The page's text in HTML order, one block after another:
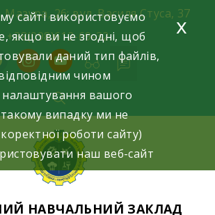
Мазура, 26; вул. Василя Стуса, 37
+38(098)612-69-32.
instagram
youtube
НАВЧАЛЬНИЙ ЗАКЛАД
сайті використовуємо
якщо ви не згодні, щоб
даний тип файлів,
чином
вашого
випадку ми не
роботи сайту)
наш веб-сайт
x